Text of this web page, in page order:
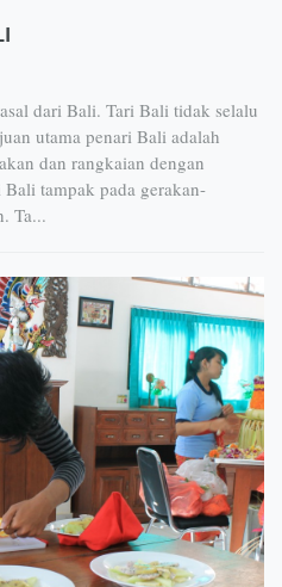
dari Bali. Tari Bali tidak selalu
utama penari Bali adalah
dan rangkaian dengan
tampak pada gerakan-
Ta...